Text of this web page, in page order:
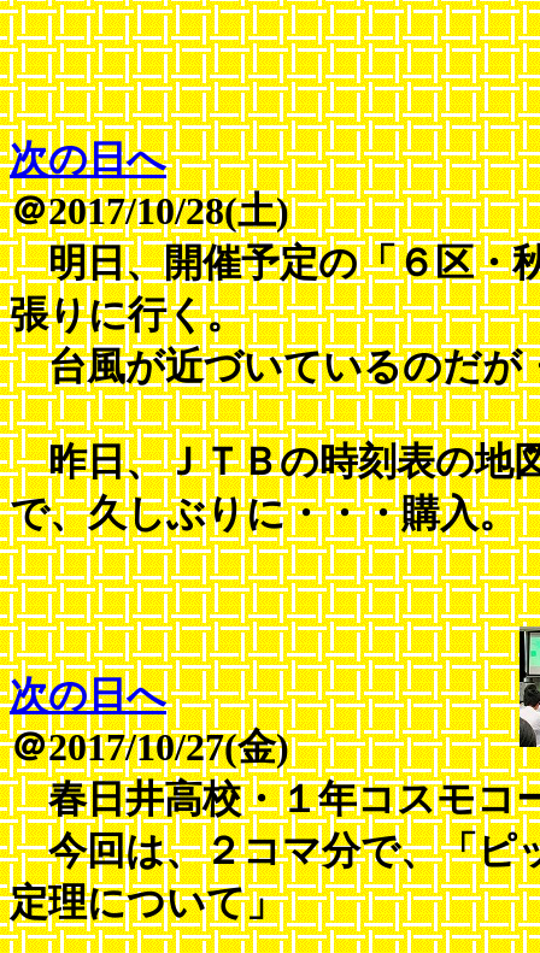
次の日へ
＠2017/10/28(土)
明日、開催予定の「６区・
張りに行く。
台風が近づいているのだが
昨日、ＪＴＢの時刻表の地
で、久しぶりに・・・購入。
次の日へ
＠2017/10/27(金)
春日井高校・１年コスモコ
今回は、２コマ分で、「ピ
定理について」